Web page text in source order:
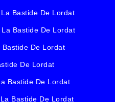
Bastide De Lordat
Bastide De Lordat
De Lordat
De Lordat
Bastide De Lordat
Bastide De Lordat